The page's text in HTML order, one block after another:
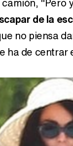
de la
no piensa
ha de centrar